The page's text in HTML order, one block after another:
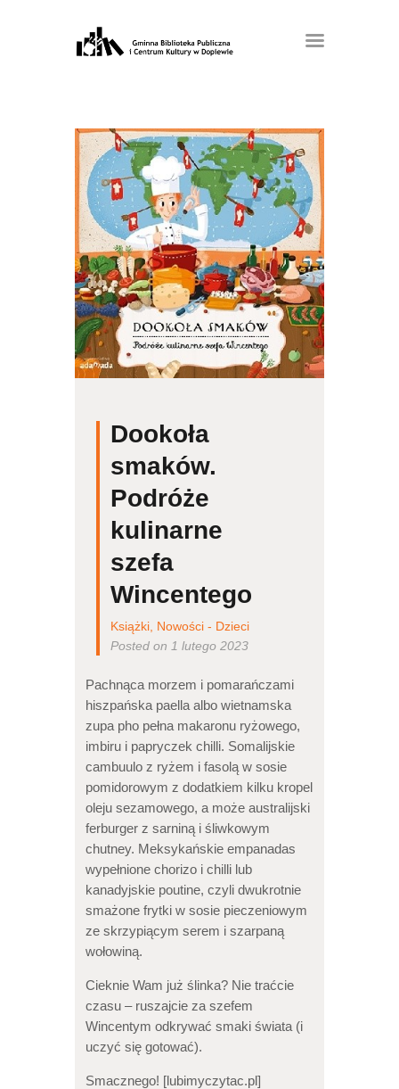
Dookoła
smaków.
Podróże
kulinarne
szefa
Wincentego
Książki Nowości - Dzieci
Posted on 1 lutego 2023
Pachnąca morzem i pomarańczami
hiszpańska paella albo wietnamska
zupa pho pełna makaronu ryżowego,
imbiru i papryczek chilli. Somalijskie
cambuulo z ryżem i fasolą w sosie
pomidorowym z dodatkiem kilku kropel
oleju sezamowego, a może australijski
ferburger z sarniną i śliwkowym
chutney. Meksykańskie empanadas
wypełnione chorizo i chilli lub
kanadyjskie poutine, czyli dwukrotnie
smażone frytki w sosie pieczeniowym
ze skrzypiącym serem i szarpaną
wołowiną.
Cieknie Wam już ślinka? Nie traćcie
czasu – ruszajcie za szefem
Wincentym odkrywać smaki świata (i
uczyć się gotować).
Smacznego! [lubimyczytac.pl]